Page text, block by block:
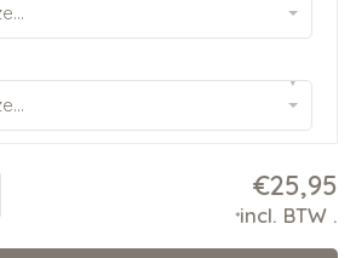
▾
€25,95
*incl. BTW .